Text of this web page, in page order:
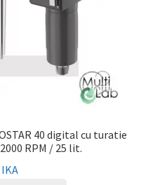
40 digital cu turatie
RPM / 25 lit.
IKA